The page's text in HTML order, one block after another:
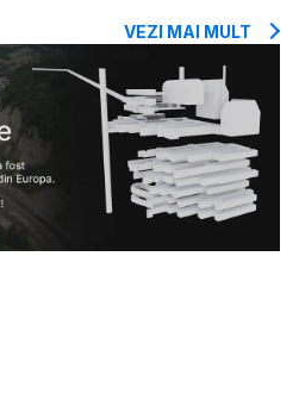
VEZI MAI MULT